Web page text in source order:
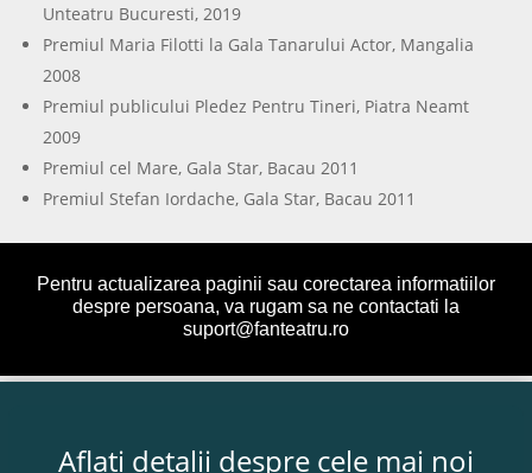
Unteatru Bucuresti, 2019
Premiul Maria Filotti la Gala Tanarului Actor, Mangalia
2008
Premiul publicului Pledez Pentru Tineri, Piatra Neamt
2009
Premiul cel Mare, Gala Star, Bacau 2011
Premiul Stefan Iordache, Gala Star, Bacau 2011
Pentru actualizarea paginii sau corectarea informatiilor
despre persoana, va rugam sa ne contactati la
suport@fanteatru.ro
Aflați detalii despre cele mai noi